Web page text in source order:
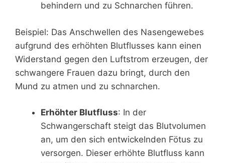
behindern und zu Schnarchen führen.
Beispiel: Das Anschwellen des Nasengewebes
aufgrund des erhöhten Blutflusses kann einen
Widerstand gegen den Luftstrom erzeugen, der
schwangere Frauen dazu bringt, durch den
Mund zu atmen und zu schnarchen.
Erhöhter Blutfluss: In der
Schwangerschaft steigt das Blutvolumen
an, um den sich entwickelnden Fötus zu
versorgen. Dieser erhöhte Blutfluss kann